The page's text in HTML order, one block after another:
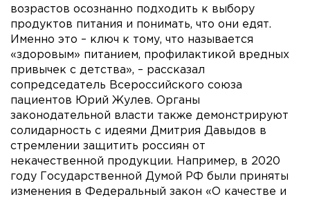
возрастов осознанно подходить к выбору
продуктов питания и понимать, что они едят.
Именно это – ключ к тому, что называется
«здоровым» питанием, профилактикой вредных
привычек с детства», – рассказал
сопредседатель Всероссийского союза
пациентов Юрий Жулев. Органы
законодательной власти также демонстрируют
солидарность с идеями Дмитрия Давыдов в
стремлении защитить россиян от
некачественной продукции. Например, в 2020
году Государственной Думой РФ были приняты
изменения в Федеральный закон «О качестве и